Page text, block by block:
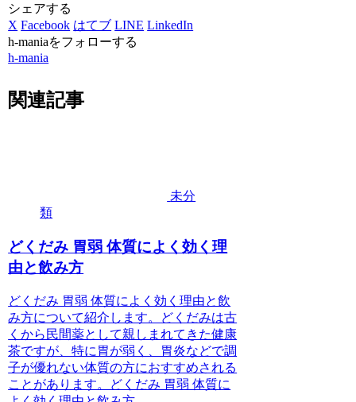
シェアする
X Facebook はてブ LINE LinkedIn
h-maniaをフォローする
h-mania
関連記事
未分
類
どくだみ 胃弱 体質によく効く理
由と飲み方
どくだみ 胃弱 体質によく効く理由と飲
み方について紹介します。どくだみは古
くから民間薬として親しまれてきた健康
茶ですが、特に胃が弱く、胃炎などで調
子が優れない体質の方におすすめされる
ことがあります。どくだみ 胃弱 体質に